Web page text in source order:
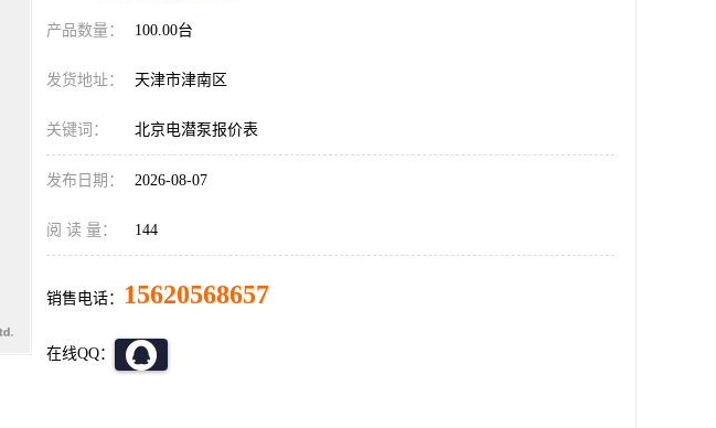
产品数量： 100.00台
发货地址： 天津市津南区
关键词： 北京电潜泵报价表
发布日期： 2026-08-07
阅 读 量： 144
销售电话： 15620568657
在线QQ：